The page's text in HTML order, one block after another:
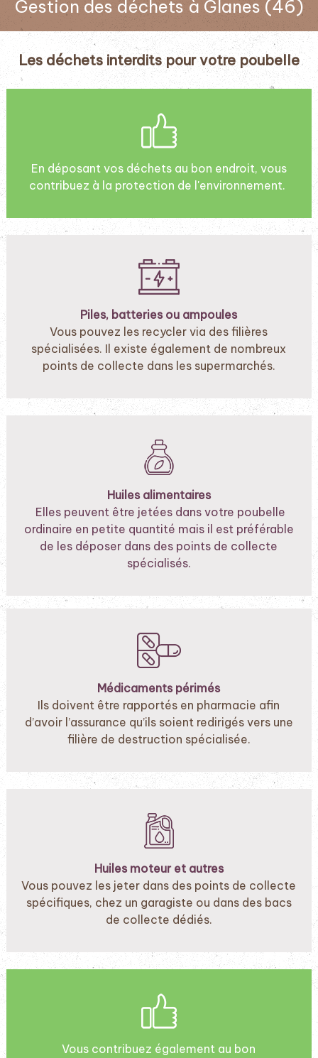
Gestion des déchets à Glanes (46)
Les déchets interdits pour votre poubelle
En déposant vos déchets au bon endroit, vous
contribuez à la protection de l'environnement.
Piles, batteries ou ampoules
Vous pouvez les recycler via des filières
spécialisées. Il existe également de nombreux
points de collecte dans les supermarchés.
Huiles alimentaires
Elles peuvent être jetées dans votre poubelle
ordinaire en petite quantité mais il est préférable
de les déposer dans des points de collecte
spécialisés.
Médicaments périmés
Ils doivent être rapportés en pharmacie afin
d’avoir l’assurance qu’ils soient redirigés vers une
filière de destruction spécialisée.
Huiles moteur et autres
Vous pouvez les jeter dans des points de collecte
spécifiques, chez un garagiste ou dans des bacs
de collecte dédiés.
Vous contribuez également au bon